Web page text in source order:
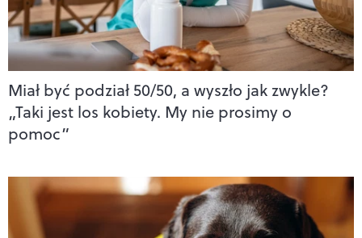
Miał być podział 50/50, a wyszło jak zwykle?
„Taki jest los kobiety. My nie prosimy o
pomoc”